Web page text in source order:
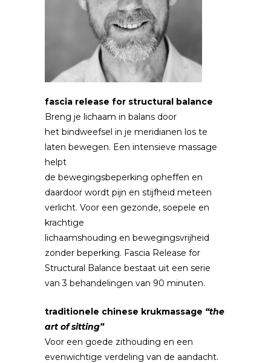
fascia release for structural balance
Breng je lichaam in balans door
het bindweefsel in je meridianen los te
laten bewegen. Een intensieve massage
helpt
de bewegingsbeperking opheffen en
daardoor wordt pijn en stijfheid meteen
verlicht. Voor een gezonde, soepele en
krachtige
lichaamshouding en bewegingsvrijheid
zonder beperking. Fascia Release for
Structural Balance bestaat uit een serie
van 3 behandelingen van 90 minuten.
traditionele chinese krukmassage “the
art of sitting”
Voor een goede zithouding en een
evenwichtige verdeling van de aandacht.